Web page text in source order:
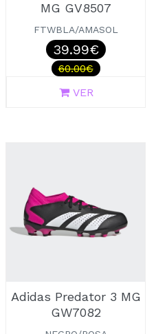
MG GV8507
FTWBLA/AMASOL
39.99€
60.00€
VER
Adidas Predator 3 MG
GW7082